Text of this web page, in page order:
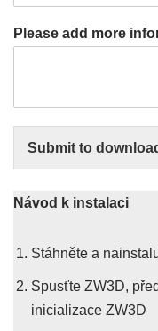
Please add more
Submit to
Návod k instalaci
Stáhněte a
Spusťte ZW3D,
inicializace ZW3D